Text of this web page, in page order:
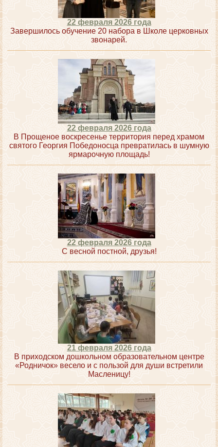
22 февраля 2026 года
Завершилось обучение 20 набора в Школе церковных
звонарей.
22 февраля 2026 года
В Прощеное воскресенье территория перед храмом
святого Георгия Победоносца превратилась в шумную
ярмарочную площадь!
22 февраля 2026 года
С весной постной, друзья!
21 февраля 2026 года
В приходском дошкольном образовательном центре
«Родничок» весело и с пользой для души встретили
Масленицу!